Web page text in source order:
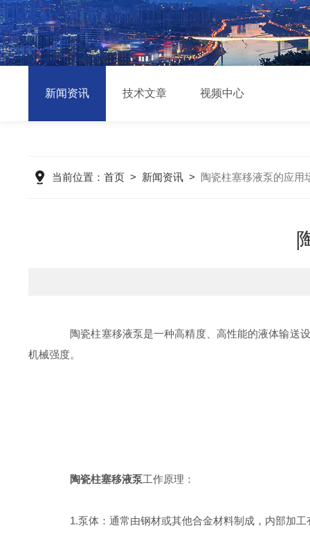
新闻资讯 技术文章 视频中心
当前位置： 首页> 新闻资讯> 陶瓷柱塞移液泵的应用
陶瓷柱塞移液泵是一种高精度、高性能的液体输送设
机械强度。
陶瓷柱塞移液泵工作原理：
1.泵体：通常由钢材或其他合金材料制成，内部加工